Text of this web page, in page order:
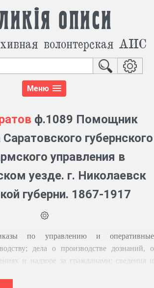
описи
волонтерская АИС
Меню
ф.1089 Помощник
губернского
управления в
уезде. г. Николаевск
губерни. 1867-1917
по управлению и оперативные
дела о производстве дознаний, о
и надзоре за гражданами; сведения и